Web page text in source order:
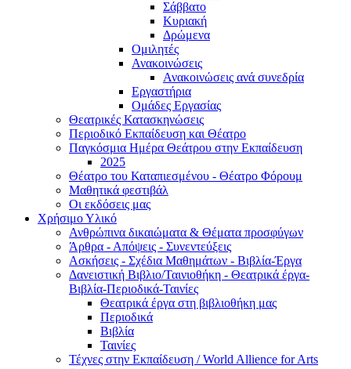
Σάββατο
Κυριακή
Δρώμενα
Ομιλητές
Ανακοινώσεις
Ανακοινώσεις ανά συνεδρία
Εργαστήρια
Ομάδες Εργασίας
Θεατρικές Κατασκηνώσεις
Περιοδικό Εκπαίδευση και Θέατρο
Παγκόσμια Ημέρα Θεάτρου στην Εκπαίδευση
2025
Θέατρο του Καταπιεσμένου - Θέατρο Φόρουμ
Μαθητικά φεστιβάλ
Οι εκδόσεις μας
Χρήσιμο Υλικό
Ανθρώπινα δικαιώματα & Θέματα προσφύγων
Άρθρα - Απόψεις - Συνεντεύξεις
Ασκήσεις - Σχέδια Μαθημάτων - Βιβλία-Έργα
Δανειστική Βιβλιο/Ταινιοθήκη - Θεατρικά έργα-
Βιβλία-Περιοδικά-Ταινίες
Θεατρικά έργα στη βιβλιοθήκη μας
Περιοδικά
Βιβλία
Ταινίες
Τέχνες στην Εκπαίδευση / World Allience for Arts